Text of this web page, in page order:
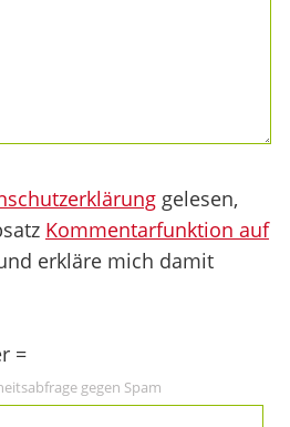
gelesen,
Kommentarfunktion auf
erkläre mich damit
=
gegen Spam